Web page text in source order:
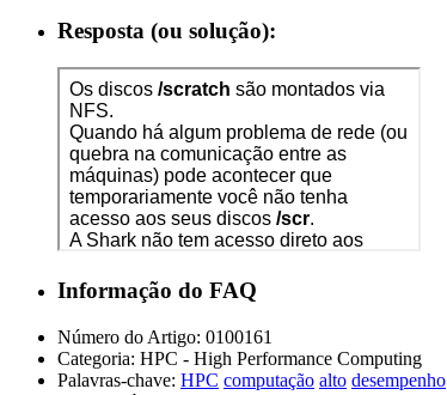
Resposta (ou solução):
Informação do FAQ
Número do Artigo: 0100161
Categoria: HPC - High Performance Computing
Palavras-chave: HPC computação alto desempenho